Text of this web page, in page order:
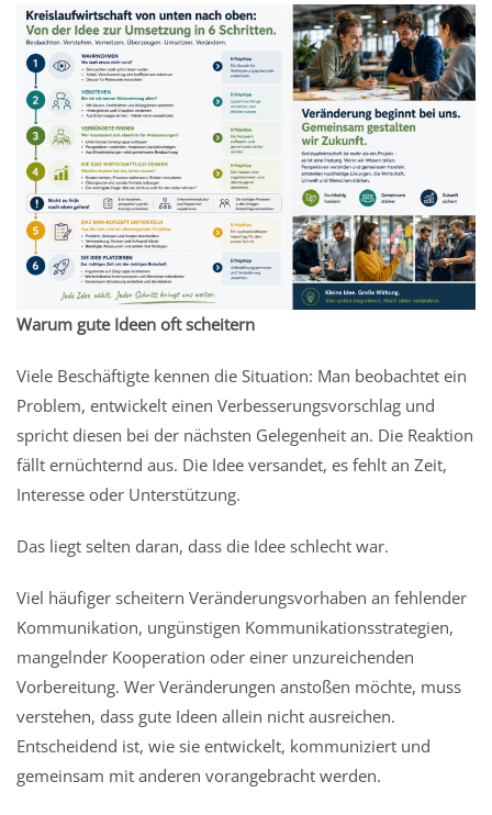
Warum gute Ideen oft scheitern
Viele Beschäftigte kennen die Situation: Man beobachtet ein
Problem, entwickelt einen Verbesserungsvorschlag und
spricht diesen bei der nächsten Gelegenheit an. Die Reaktion
fällt ernüchternd aus. Die Idee versandet, es fehlt an Zeit,
Interesse oder Unterstützung.
Das liegt selten daran, dass die Idee schlecht war.
Viel häufiger scheitern Veränderungsvorhaben an fehlender
Kommunikation, ungünstigen Kommunikationsstrategien,
mangelnder Kooperation oder einer unzureichenden
Vorbereitung. Wer Veränderungen anstoßen möchte, muss
verstehen, dass gute Ideen allein nicht ausreichen.
Entscheidend ist, wie sie entwickelt, kommuniziert und
gemeinsam mit anderen vorangebracht werden.